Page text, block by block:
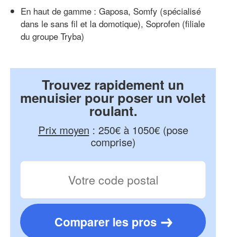
En haut de gamme : Gaposa, Somfy (spécialisé
dans le sans fil et la domotique), Soprofen (filiale
du groupe Tryba)
Trouvez rapidement un
menuisier pour poser un volet
roulant.
Prix moyen : 250€ à 1050€ (pose
comprise)
Comparer les pros